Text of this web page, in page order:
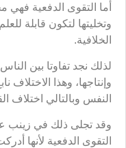
أما التقوى الدفعية
وتخليتها لتكون قابلة
الخلافية.
لذلك نجد تفاوتا بين
وإنتاجها، وهذا
النفس وبالتالي اختلاف
وقد تجلى ذلك في زينب
التقوى الدفعية لأنها